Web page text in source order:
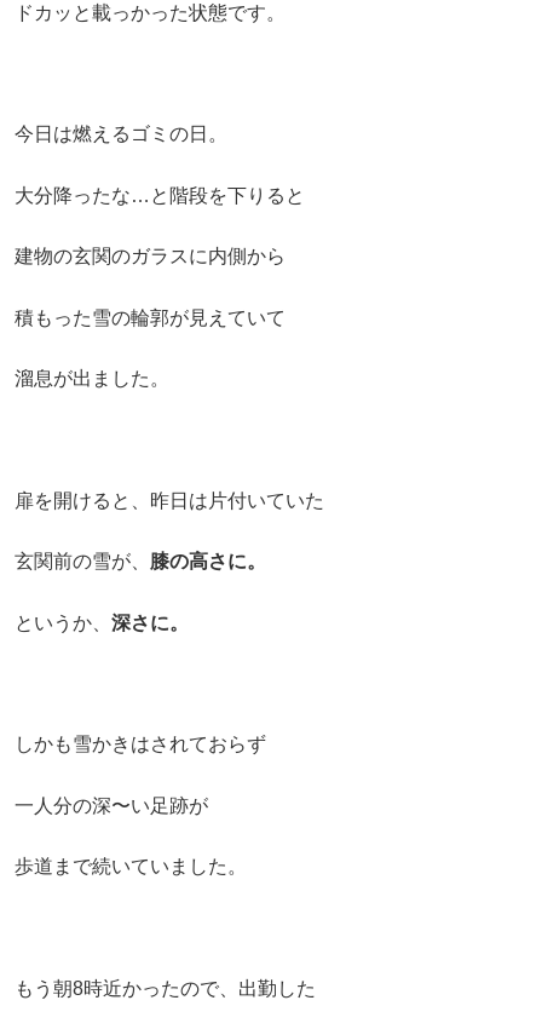
ドカッと載っかった状態です。
今日は燃えるゴミの日。
大分降ったな…と階段を下りると
建物の玄関のガラスに内側から
積もった雪の輪郭が見えていて
溜息が出ました。
扉を開けると、昨日は片付いていた
玄関前の雪が、 膝の高さに。
というか、 深さに。
しかも雪かきはされておらず
一人分の深〜い足跡が
歩道まで続いていました。
もう朝8時近かったので、出勤した